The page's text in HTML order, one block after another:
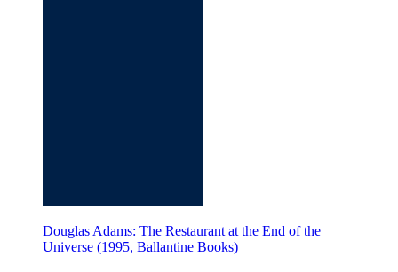
Douglas Adams: The Restaurant at the End of the
Universe (1995, Ballantine Books)